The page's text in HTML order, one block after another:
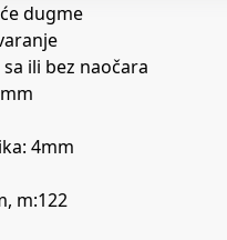
dugme
ili bez naočara
4mm
m:122